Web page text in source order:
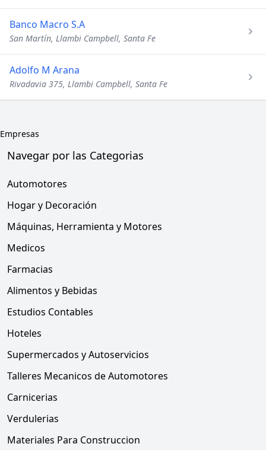
Banco Macro S.A
San Martín, Llambi Campbell, Santa Fe
Adolfo M Arana
Rivadavia 375, Llambi Campbell, Santa Fe
Empresas
Navegar por las Categorias
Automotores
Hogar y Decoración
Máquinas, Herramienta y Motores
Medicos
Farmacias
Alimentos y Bebidas
Estudios Contables
Hoteles
Supermercados y Autoservicios
Talleres Mecanicos de Automotores
Carnicerias
Verdulerias
Materiales Para Construccion